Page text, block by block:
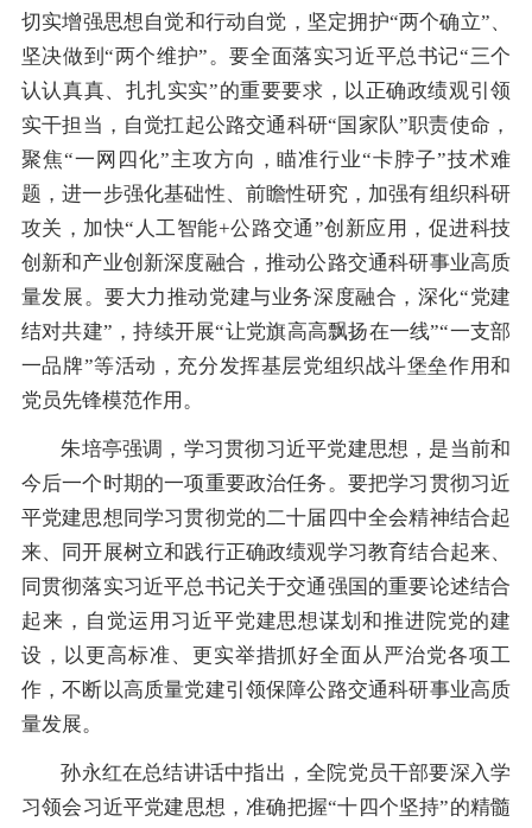
切实增强思想自觉和行动自觉，坚定拥护“两个确立”、
坚决做到“两个维护”。要全面落实习近平总书记“三个
认认真真、扎扎实实”的重要要求，以正确政绩观引领
实干担当，自觉扛起公路交通科研“国家队”职责使命，
聚焦“一网四化”主攻方向，瞄准行业“卡脖子”技术难
题，进一步强化基础性、前瞻性研究，加强有组织科研
攻关，加快“人工智能+公路交通”创新应用，促进科技
创新和产业创新深度融合，推动公路交通科研事业高质
量发展。要大力推动党建与业务深度融合，深化“党建
结对共建”，持续开展“让党旗高高飘扬在一线”“一支部
一品牌”等活动，充分发挥基层党组织战斗堡垒作用和
党员先锋模范作用。
朱培亭强调，学习贯彻习近平党建思想，是当前和
今后一个时期的一项重要政治任务。要把学习贯彻习近
平党建思想同学习贯彻党的二十届四中全会精神结合起
来、同开展树立和践行正确政绩观学习教育结合起来、
同贯彻落实习近平总书记关于交通强国的重要论述结合
起来，自觉运用习近平党建思想谋划和推进院党的建
设，以更高标准、更实举措抓好全面从严治党各项工
作，不断以高质量党建引领保障公路交通科研事业高质
量发展。
孙永红在总结讲话中指出，全院党员干部要深入学
习领会习近平党建思想，准确把握“十四个坚持”的精髓